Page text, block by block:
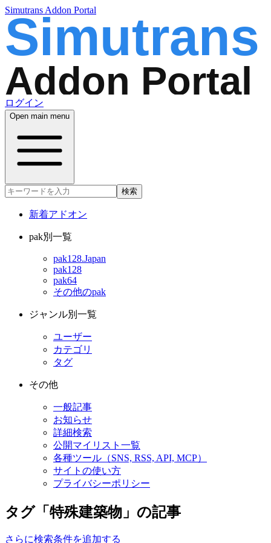
Simutrans Addon Portal
ログイン
Open main menu
検索
新着アドオン
pak別一覧
pak128.Japan
pak128
pak64
その他のpak
ジャンル別一覧
ユーザー
カテゴリ
タグ
その他
一般記事
お知らせ
詳細検索
公開マイリスト一覧
各種ツール（SNS, RSS, API, MCP）
サイトの使い方
プライバシーポリシー
タグ「特殊建築物」の記事
さらに検索条件を追加する